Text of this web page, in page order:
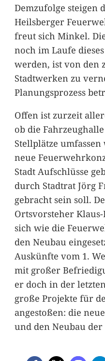
Demzufolge steigen
Heilsberger
freut sich Minkel.
noch im Laufe
werden, ist von den
Stadtwerken zu
Planungsprozess
Offen ist zurzeit
ob die
Stellplätze
neue
Stadt Aufschlüsse
durch Stadtrat Jörg
gebracht sein soll.
Ortsvorsteher Klaus-
sich wie die
den Neubau
Auskünfte vom 1.
mit großer
er doch in der
große Projekte für
angestoßen: die
und den Neubau